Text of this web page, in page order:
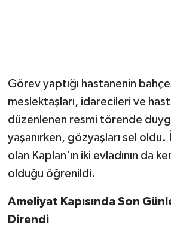
Görev yaptığı hastanenin
meslektaşları, idarecileri ve
düzenlenen resmi törende
yaşanırken, gözyaşları sel oldu.
olan Kaplan'ın iki evladının da
olduğu öğrenildi.
Ameliyat Kapısında Son
Direndi